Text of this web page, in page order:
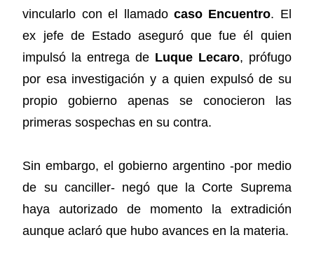
vincularlo con el llamado caso Encuentro. El
ex jefe de Estado aseguró que fue él quien
impulsó la entrega de Luque Lecaro, prófugo
por esa investigación y a quien expulsó de su
propio gobierno apenas se conocieron las
primeras sospechas en su contra.
Sin embargo, el gobierno argentino -por medio
de su canciller- negó que la Corte Suprema
haya autorizado de momento la extradición
aunque aclaró que hubo avances en la materia.